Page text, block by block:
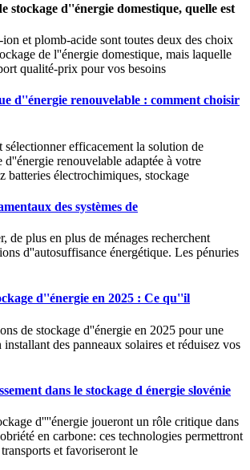
stockage d''énergie domestique, quelle est
et plomb-acide sont toutes deux des choix
de l''énergie domestique, mais laquelle
qualité-prix pour vos besoins
d''énergie renouvelable : comment choisir
sélectionner efficacement la solution de
d''énergie renouvelable adaptée à votre
batteries électrochimiques, stockage
des systèmes de
de plus en plus de ménages recherchent
d''autosuffisance énergétique. Les pénuries
d''énergie en 2025 : Ce qu''il
de stockage d''énergie en 2025 pour une
des panneaux solaires et réduisez vos
dans le stockage d énergie slovénie
d''''énergie joueront un rôle critique dans
en carbone: ces technologies permettront
et favoriseront le